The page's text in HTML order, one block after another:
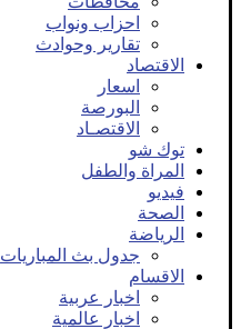
احزاب ونواب
تقارير وحوادث
الاقتصاد
اسعار
البورصة
الاقتصـاد
توك شو
المراة والطفل
فيديو
الصحة
الرياضة
جدول بث المباريات
الاقسام
اخبار عربية
اخبار عالمية